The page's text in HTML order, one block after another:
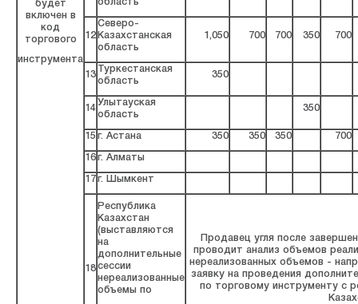
будет
включен в
код
торгового
инструмента
область
12
Северо-
Казахстанская
область
1,050 700 700 350 700
13
Туркестанская
область
350
14
Улытауская
область
350
15 г. Астана 350 350 350 700
16г. Алматы
17г. Шымкент
18
Республика
Казахстан
(выставляются
на
дополнительные
сессии
нереализованные
объемы по
Продавец угля после
проводит анализ объемов
нереализованных объемов -
заявку на проведения
по торговому инструменту с